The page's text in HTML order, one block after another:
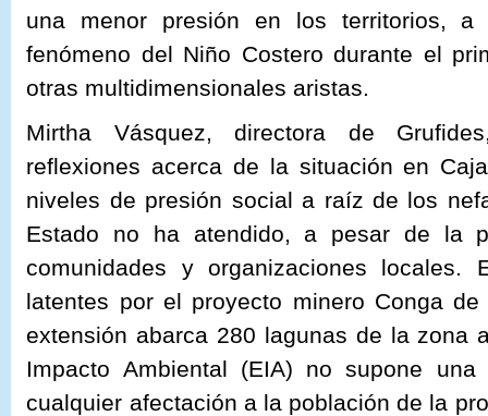
una menor presión en los territorios,
fenómeno del Niño Costero durante el
otras multidimensionales aristas.
Mirtha Vásquez, directora de
reflexiones acerca de la situación en
niveles de presión social a raíz de los
Estado no ha atendido, a pesar de la
comunidades y organizaciones locales.
latentes por el proyecto minero Conga
extensión abarca 280 lagunas de la zona
Impacto Ambiental (EIA) no supone
cualquier afectación a la población de la